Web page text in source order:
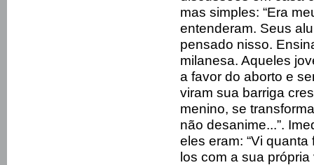
mas simples: “Era
entenderam. Seus
pensado nisso.
milanesa. Aqueles
a favor do aborto e
viram sua barriga
menino, se
não desanime...”.
eles eram: “Vi
los com a sua própria